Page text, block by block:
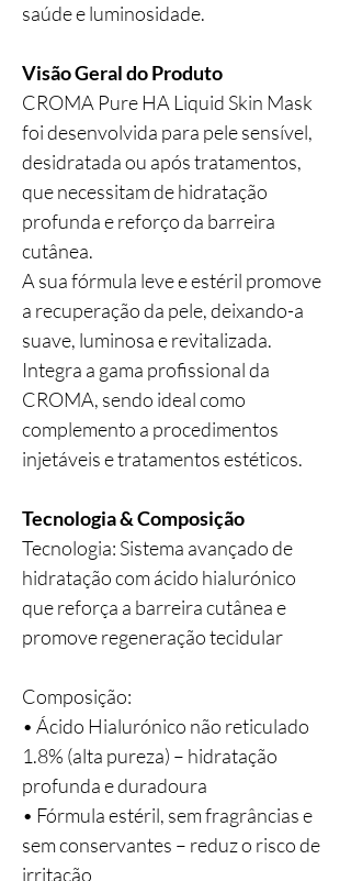
saúde e luminosidade.
Visão Geral do Produto
CROMA Pure HA Liquid Skin Mask
foi desenvolvida para pele sensível,
desidratada ou após tratamentos,
que necessitam de hidratação
profunda e reforço da barreira
cutânea.
A sua fórmula leve e estéril promove
a recuperação da pele, deixando-a
suave, luminosa e revitalizada.
Integra a gama profissional da
CROMA, sendo ideal como
complemento a procedimentos
injetáveis e tratamentos estéticos.
Tecnologia & Composição
Tecnologia: Sistema avançado de
hidratação com ácido hialurónico
que reforça a barreira cutânea e
promove regeneração tecidular
Composição:
• Ácido Hialurónico não reticulado
1.8% (alta pureza) – hidratação
profunda e duradoura
• Fórmula estéril, sem fragrâncias e
sem conservantes – reduz o risco de
irritação